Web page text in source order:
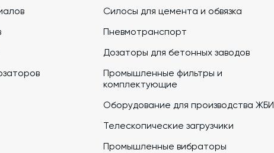
Силосы для цемента и обвязка
Пневмотранспорт
Дозаторы для бетонных заводов
Промышленные фильтры и
комплектующие
Оборудование для производства ЖБИ
Телескопические загрузчики
Промышленные вибраторы